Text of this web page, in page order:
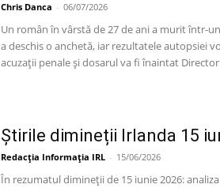
Chris Danca - 06/07/2026
Un român în vârstă de 27 de ani a murit într-
a deschis o anchetă, iar rezultatele autopsiei
acuzații penale și dosarul va fi înaintat
Știrile dimineții Irlanda 15
Redacția Informația IRL - 15/06/2026
În rezumatul dimineții de 15 iunie 2026: